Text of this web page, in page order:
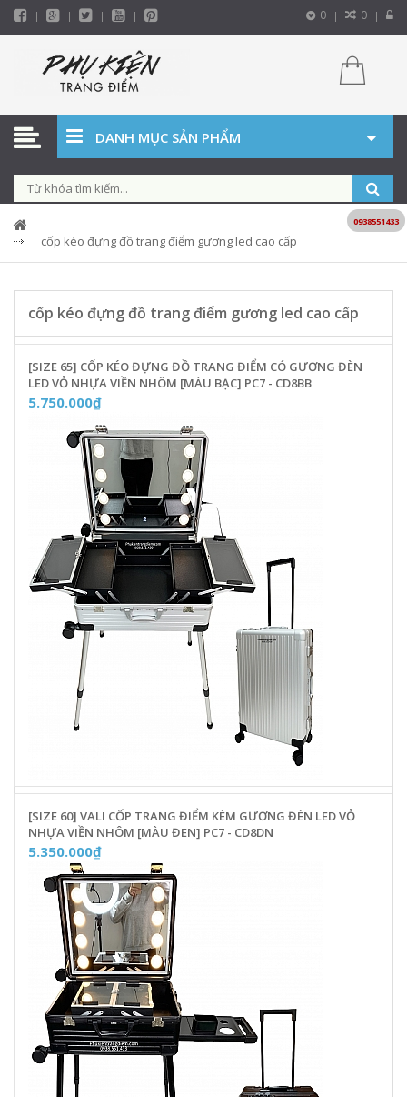
0 0
DANH MỤC SẢN PHẨM
cốp kéo đựng đồ trang điểm gương led cao cấp
cốp kéo đựng đồ trang điểm gương led cao cấp
[SIZE 65] CỐP KÉO ĐỰNG ĐỒ TRANG ĐIỂM CÓ GƯƠNG ĐÈN
LED VỎ NHỰA VIỀN NHÔM [MÀU BẠC] PC7 - CD8BB
5.750.000₫
[SIZE 60] VALI CỐP TRANG ĐIỂM KÈM GƯƠNG ĐÈN LED VỎ
NHỰA VIỀN NHÔM [MÀU ĐEN] PC7 - CD8DN
5.350.000₫
0938551433